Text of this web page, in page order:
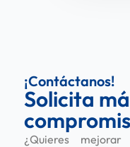
¡Contáctanos!
Solicita
¿Quieres